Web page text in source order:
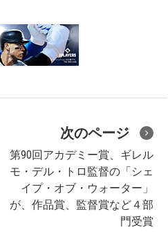
次のページ
第90回アカデミー賞、ギレル
モ・デル・トロ監督の「シェ
イプ・オブ・ウォーター」
が、作品賞、監督賞など４部
門受賞